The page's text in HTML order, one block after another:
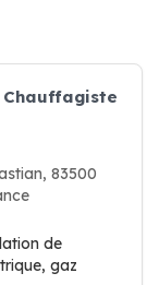
83500
de
gaz